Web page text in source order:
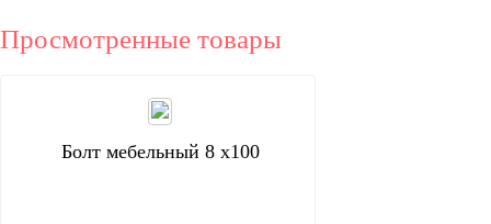
Просмотренные товары
Болт мебельный 8 х100